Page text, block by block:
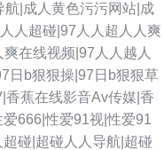
航|成人黄色污污网站|成
人超碰|97人人超人人爽
在线视频|97人人越人
日b狠狠操|97日b狠狠草
香蕉在线影音Av传媒|香
666|性爱91视|性爱91
碰|超碰人人导航|超碰